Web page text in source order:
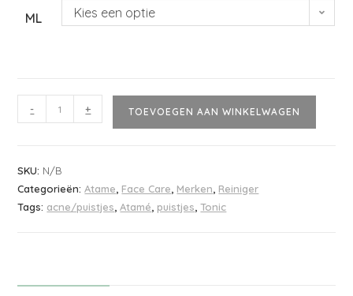
ML Kies een optie
- + TOEVOEGEN AAN WINKELWAGEN
SKU: N/B
Categorieën:Atame Face Care Merken Reiniger
Tags: acne/puistjes ,Atamé puistjes ,Tonic